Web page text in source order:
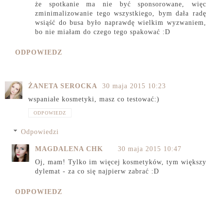
że spotkanie ma nie być sponsorowane, więc
zminimalizowanie tego wszystkiego, bym dała radę
wsiąść do busa było naprawdę wielkim wyzwaniem,
bo nie miałam do czego tego spakować :D
ODPOWIEDZ
ŻANETA SEROCKA
30 maja 2015 10:23
wspaniałe kosmetyki, masz co testować:)
ODPOWIEDZ
Odpowiedzi
MAGDALENA CHK
30 maja 2015 10:47
Oj, mam! Tylko im więcej kosmetyków, tym większy
dylemat - za co się najpierw zabrać :D
ODPOWIEDZ